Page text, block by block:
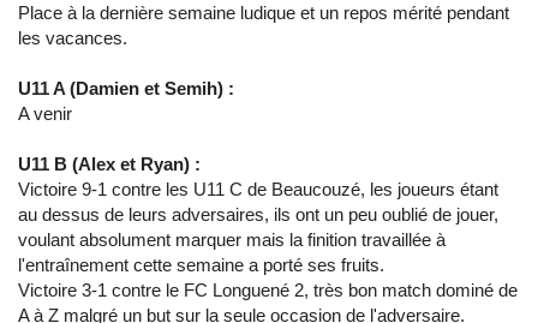
Place à la dernière semaine ludique et un repos mérité pendant
les vacances.
U11 A (Damien et Semih) :
A venir
U11 B (Alex et Ryan) :
Victoire 9-1 contre les U11 C de Beaucouzé, les joueurs étant
au dessus de leurs adversaires, ils ont un peu oublié de jouer,
voulant absolument marquer mais la finition travaillée à
l'entraînement cette semaine a porté ses fruits.
Victoire 3-1 contre le FC Longuené 2, très bon match dominé de
A à Z malgré un but sur la seule occasion de l'adversaire.